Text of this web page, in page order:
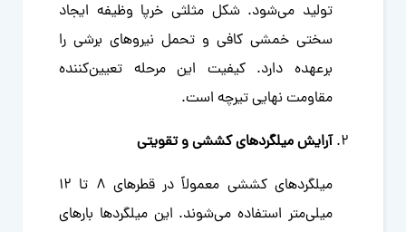
تولید می‌شود. شکل مثلثی خرپا وظیفه ایجاد
سختی خمشی کافی و تحمل نیروهای برشی را
برعهده دارد. کیفیت این مرحله تعیین‌کننده
مقاومت نهایی تیرچه است.
آرایش میلگردهای کششی و تقویتی
میلگردهای کششی معمولاً در قطرهای ۸ تا ۱۲
میلی‌متر استفاده می‌شوند. این میلگردها بارهای